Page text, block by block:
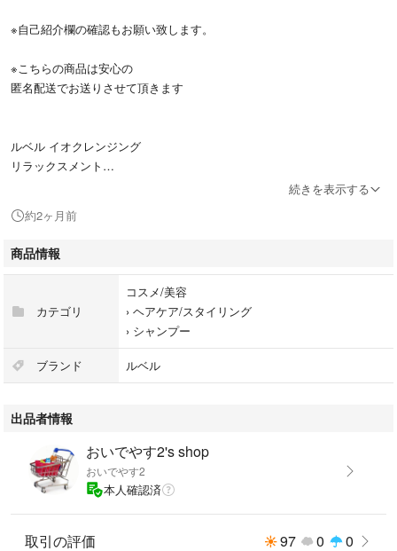
※自己紹介欄の確認もお願い致します。
※こちらの商品は安心の
匿名配送でお送りさせて頂きます
ルベル イオクレンジング
リラックスメント
※他のイオシリーズの組み合わせも出品しております
⚪商品特徴⚪
コンディションの変化や
クセ特有の質感にも
サロンならではの
未来へ続く無限の輝きを
かなえます。
すっぴんケアで、
地肌すっきり、
続きを表示する
約2ヶ月前
商品情報
カテゴリ
コスメ/美容
› ヘアケア/スタイリング
› シャンプー
ブランド ルベル
出品者情報
おいでやす2's shop
おいでやす2
本人確認済
取引の評価 97 0 0